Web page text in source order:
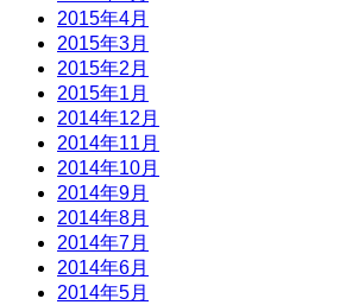
2015年4月
2015年3月
2015年2月
2015年1月
2014年12月
2014年11月
2014年10月
2014年9月
2014年8月
2014年7月
2014年6月
2014年5月